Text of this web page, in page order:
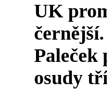
UK
černější
Paleček
osudy